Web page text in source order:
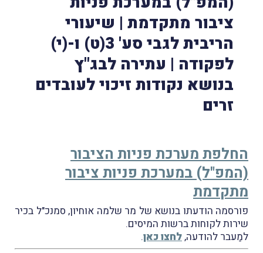
ציבור מתקדמת | שיעורי
הריבית לגבי סע' 3(ט) ו-(י)
לפקודה | עתירה לבג"ץ
בנושא נקודות זיכוי לעובדים
זרים
החלפת מערכת פניות הציבור
(המפ"ל) במערכת פניות ציבור
מתקדמת
פורסמה הודעתו בנושא של מר שלמה אוחיון, סמנכ"ל בכיר
שירות לקוחות ברשות המיסים.
למַעבר להודעה,לחצו כאן.